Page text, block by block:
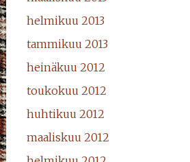
helmikuu 2013
tammikuu 2013
heinäkuu 2012
toukokuu 2012
huhtikuu 2012
maaliskuu 2012